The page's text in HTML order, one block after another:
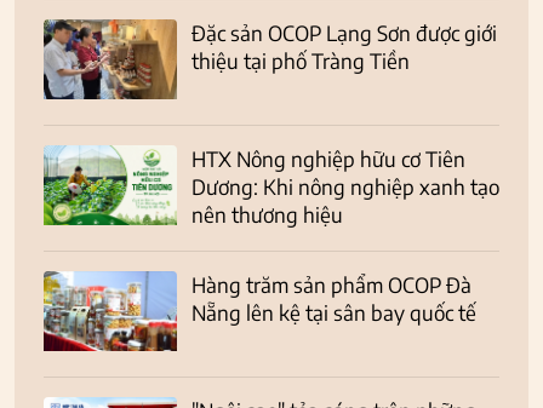
Đặc sản OCOP Lạng Sơn được giới
thiệu tại phố Tràng Tiền
HTX Nông nghiệp hữu cơ Tiên
Dương: Khi nông nghiệp xanh tạo
nên thương hiệu
Hàng trăm sản phẩm OCOP Đà
Nẵng lên kệ tại sân bay quốc tế